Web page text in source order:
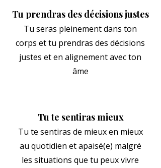
Tu prendras des décisions justes
Tu seras pleinement dans ton
corps et tu prendras des décisions
justes et en alignement avec ton
âme
Tu te sentiras mieux
Tu te sentiras de mieux en mieux
au quotidien et apaisé(e) malgré
les situations que tu peux vivre